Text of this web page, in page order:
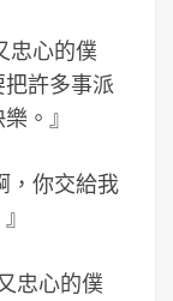
忠心的僕
許多事派
。』
，你交給我
忠心的僕